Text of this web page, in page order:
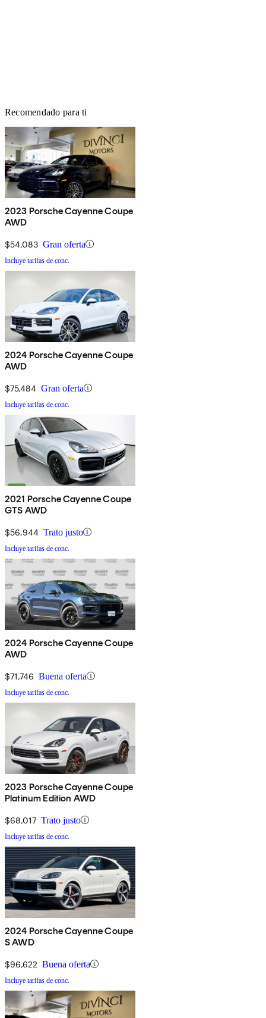
Recomendado para ti
2023 Porsche Cayenne Coupe
AWD
$54,083 Gran oferta
Incluye tarifas de conc.
2024 Porsche Cayenne Coupe
AWD
$75,484 Gran oferta
Incluye tarifas de conc.
2021 Porsche Cayenne Coupe
GTS AWD
$56,944 Trato justo
Incluye tarifas de conc.
2024 Porsche Cayenne Coupe
AWD
$71,746 Buena oferta
Incluye tarifas de conc.
2023 Porsche Cayenne Coupe
Platinum Edition AWD
$68,017 Trato justo
Incluye tarifas de conc.
2024 Porsche Cayenne Coupe
S AWD
$96,622 Buena oferta
Incluye tarifas de conc.